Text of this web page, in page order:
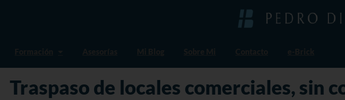
Traspaso de locales comerciales, sin